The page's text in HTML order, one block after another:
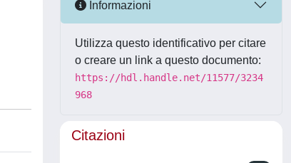
Informazioni
Utilizza questo identificativo per citare
o creare un link a questo documento:
https://hdl.handle.net/11577/3234
968
Citazioni